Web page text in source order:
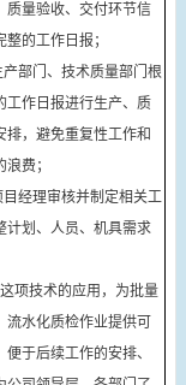
质量验收、交付环节信
整的工作日报；
部门、技术质量部门根
工作日报进行生产、质
排，避免重复性工作和
费；
经理审核并制定相关工
计划、人员、机具需求
项技术的应用，为批量
流水化质检作业提供可
便于后续工作的安排、